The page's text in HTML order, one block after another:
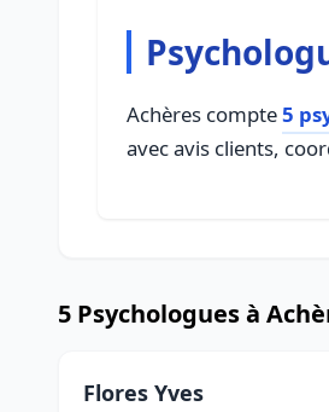
Achères compte5
avec avis clients,
5 Psychologues à
Flores Yves